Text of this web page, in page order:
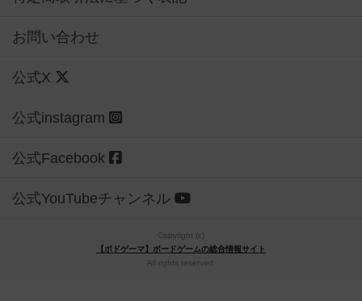
公式X
公式instagram
公式Facebook
公式YouTubeチャンネル
【ボドゲーマ】ボードゲームの総合情報サイト